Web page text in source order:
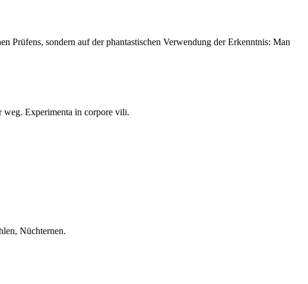
Prüfens, sondern auf der phantastischen Verwendung der Erkenntnis: Man
weg. Experimenta in corpore vili.
Nüchternen.